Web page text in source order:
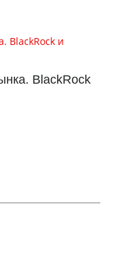
BlackRock